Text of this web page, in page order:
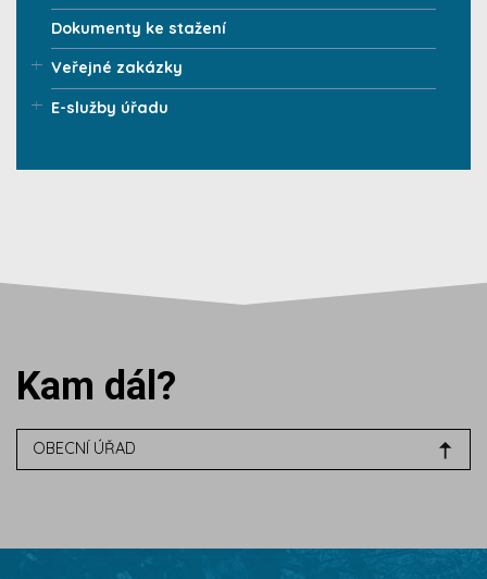
Dokumenty ke stažení
Veřejné zakázky
E-služby úřadu
Kam dál?
OBECNÍ ÚŘAD